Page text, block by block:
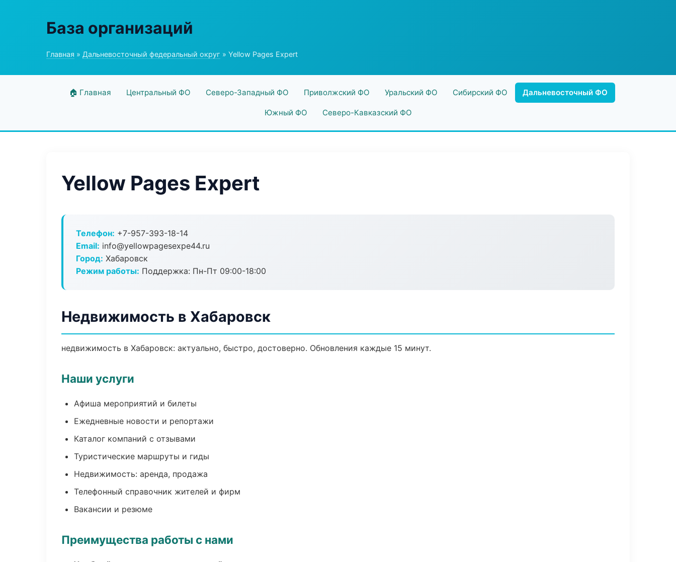
База организаций
Главная » Дальневосточный федеральный округ » Yellow Pages Expert
🏠 Главная Центральный ФО Северо-Западный ФО Приволжский ФО Уральский ФО Сибирский ФО Дальневосточный ФО
Южный ФО Северо-Кавказский ФО
Yellow Pages Expert
Телефон: +7-957-393-18-14
Email: info@yellowpagesexpe44.ru
Город: Хабаровск
Режим работы: Поддержка: Пн-Пт 09:00-18:00
Недвижимость в Хабаровск
недвижимость в Хабаровск: актуально, быстро, достоверно. Обновления каждые 15 минут.
Наши услуги
Афиша мероприятий и билеты
Ежедневные новости и репортажи
Каталог компаний с отзывами
Туристические маршруты и гиды
Недвижимость: аренда, продажа
Телефонный справочник жителей и фирм
Вакансии и резюме
Преимущества работы с нами